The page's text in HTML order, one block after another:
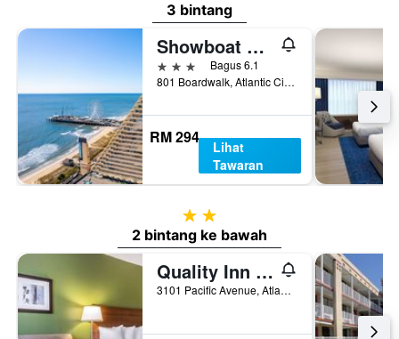
3 bintang
Showboat Hotel Atlantic City
3 bintangBagus 6.1
801 Boardwalk, Atlantic City, NJ, Amerika Syarikat
RM 294
Lihat
Tawaran
2 bintang
2 bintang ke bawah
Quality Inn Flamingo
3101 Pacific Avenue, Atlantic City, NJ, Amerika Syarikat